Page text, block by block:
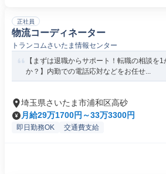
正社員
物流コーディネーター
トランコムさいたま情報センター
【まずは退職からサポート！転職の相談を
か？】内勤での電話応対などをお任せ...
埼玉県さいたま市浦和区高砂
月給29万1700円～33万3300円
即日勤務OK 交通費支給